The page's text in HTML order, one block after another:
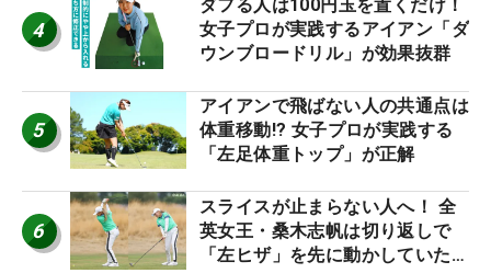
4
ダフる人は100円玉を置くだけ！
女子プロが実践するアイアン「ダ
ウンブロードリル」が効果抜群
5
アイアンで飛ばない人の共通点は
体重移動!? 女子プロが実践する
「左足体重トップ」が正解
6
スライスが止まらない人へ！ 全
英女王・桑木志帆は切り返しで
「左ヒザ」を先に動かしていた